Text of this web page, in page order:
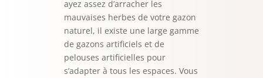
ayez assez d’arracher les
mauvaises herbes de votre gazon
naturel, il existe une large gamme
de gazons artificiels et de
pelouses artificielles pour
s’adapter à tous les espaces. Vous